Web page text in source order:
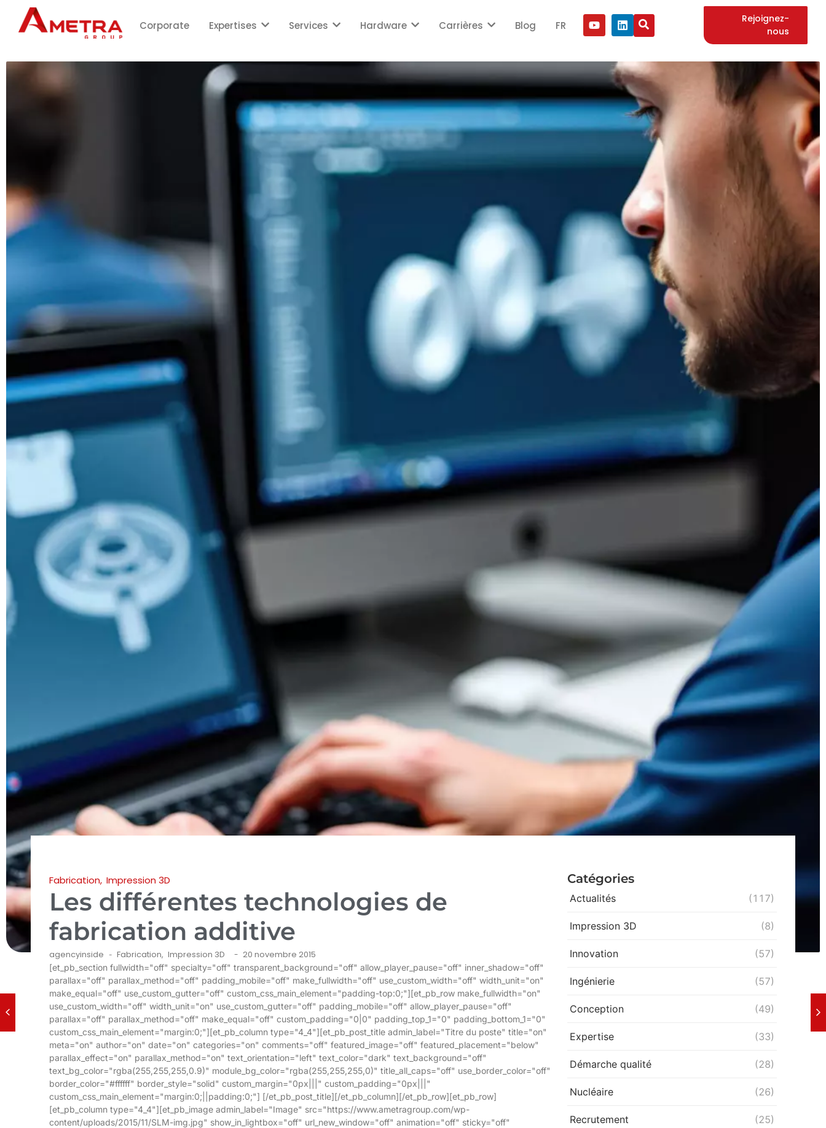
Corporate Expertises Services Hardware Carrières Blog FR
Rejoignez-
nous
Fabrication, Impression 3D
Les différentes technologies de
fabrication additive
agencyinside - Fabrication, Impression 3D - 20 novembre 2015
[et_pb_section fullwidth="off" specialty="off" transparent_background="off" allow_player_pause="off" inner_shadow="off"
parallax="off" parallax_method="off" padding_mobile="off" make_fullwidth="off" use_custom_width="off" width_unit="on"
make_equal="off" use_custom_gutter="off" custom_css_main_element="padding-top:0;"][et_pb_row make_fullwidth="on"
use_custom_width="off" width_unit="on" use_custom_gutter="off" padding_mobile="off" allow_player_pause="off"
parallax="off" parallax_method="off" make_equal="off" custom_padding="0|0" padding_top_1="0" padding_bottom_1="0"
custom_css_main_element="margin:0;"][et_pb_column type="4_4"][et_pb_post_title admin_label="Titre du poste" title="on"
meta="on" author="on" date="on" categories="on" comments="off" featured_image="off" featured_placement="below"
parallax_effect="on" parallax_method="on" text_orientation="left" text_color="dark" text_background="off"
text_bg_color="rgba(255,255,255,0.9)" module_bg_color="rgba(255,255,255,0)" title_all_caps="off" use_border_color="off"
border_color="#ffffff" border_style="solid" custom_margin="0px|||" custom_padding="0px|||"
custom_css_main_element="margin:0;||padding:0;"] [/et_pb_post_title][/et_pb_column][/et_pb_row][et_pb_row]
[et_pb_column type="4_4"][et_pb_image admin_label="Image" src="https://www.ametragroup.com/wp-
content/uploads/2015/11/SLM-img.jpg" show_in_lightbox="off" url_new_window="off" animation="off" sticky="off"
Catégories
Actualités (117)
Impression 3D (8)
Innovation (57)
Ingénierie (57)
Conception (49)
Expertise (33)
Démarche qualité (28)
Nucléaire (26)
Recrutement (25)